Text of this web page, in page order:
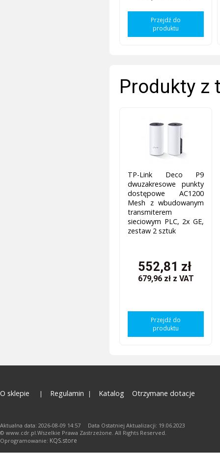
Przejdź do
produktu
Produkty z
TP-Link Deco P9
dwuzakresowe punkty
dostępowe AC1200
Mesh z wbudowanym
transmiterem
sieciowym PLC, 2x GE,
zestaw 2 sztuk
552,81 zł
679,96 zł z VAT
Przejdź do
produktu
O sklepie Regulamin Katalog Otrzymane dotacje
Aktualna data: 2026-08-09 14:57 Data Ostatniej Aktualizacji: 19.06.2023
© www.cdr.pl.Wszelkie Prawa Zastrzeżone. All Rights Reserved.
Oprogramowanie: KQS.store